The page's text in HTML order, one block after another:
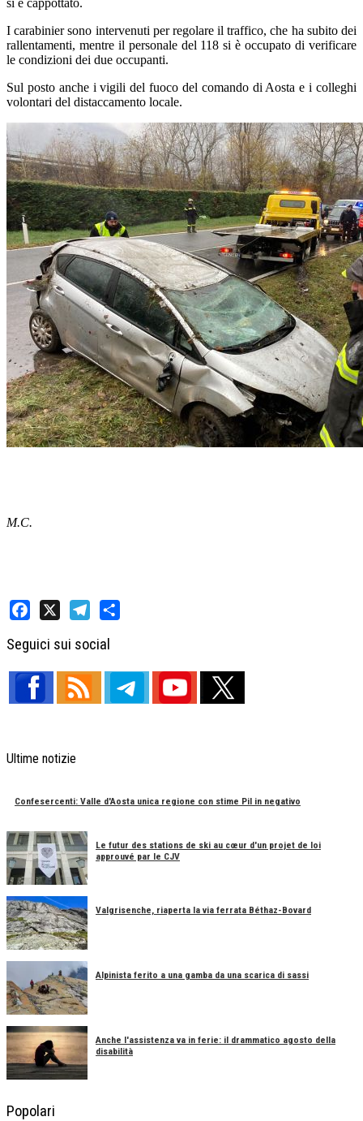
si è cappottato.
I carabinier sono intervenuti per regolare il traffico, che ha subito dei
rallentamenti, mentre il personale del 118 si è occupato di verificare
le condizioni dei due occupanti.
Sul posto anche i vigili del fuoco del comando di Aosta e i colleghi
volontari del distaccamento locale.
M.C.
Seguici sui social
Ultime notizie
Confesercenti: Valle d'Aosta unica regione con stime Pil in negativo
Le futur des stations de ski au cœur d'un projet de loi
approuvé par le CJV
Valgrisenche, riaperta la via ferrata Béthaz-Bovard
Alpinista ferito a una gamba da una scarica di sassi
Anche l'assistenza va in ferie: il drammatico agosto della
disabilità
Popolari